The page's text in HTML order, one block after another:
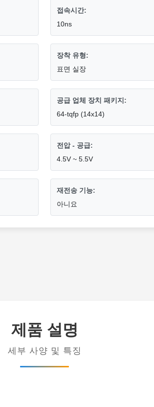
접속시간:
10ns
장착 유형:
표면 실장
공급 업체 장치 패키지:
64-tqfp (14x14)
전압 - 공급:
4.5V ~ 5.5V
재전송 기능:
아니요
제품 설명
세부 사양 및 특징